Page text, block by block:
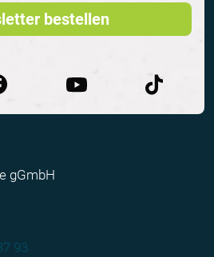
bestellen
gGmbH
93